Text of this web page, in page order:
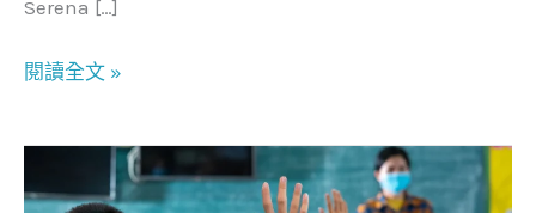
Serena […]
學
文
得
閱讀全文 »
格